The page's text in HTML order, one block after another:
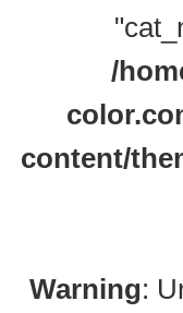
/
content/
Warning: